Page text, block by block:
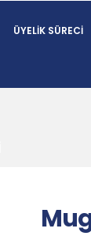
ÜYELIK SÜRECI